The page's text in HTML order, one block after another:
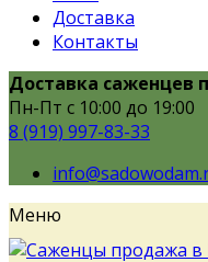
Доставка
Контакты
Доставка саженцев
Пн-Пт с 10:00 до 19:00
8 (919) 997-83-33
Меню